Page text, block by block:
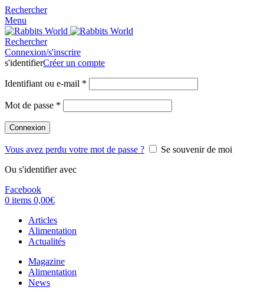
Rechercher
Menu
Rechercher
Connexion/s'inscrire
s'identifierCréer un compte
Identifiant ou e-mail *
Mot de passe *
Connexion
Vous avez perdu votre mot de passe ?
Se souvenir de moi
Ou s'identifier avec
Facebook
0 items 0,00€
Articles
Alimentation
Actualités
Magazine
Alimentation
News